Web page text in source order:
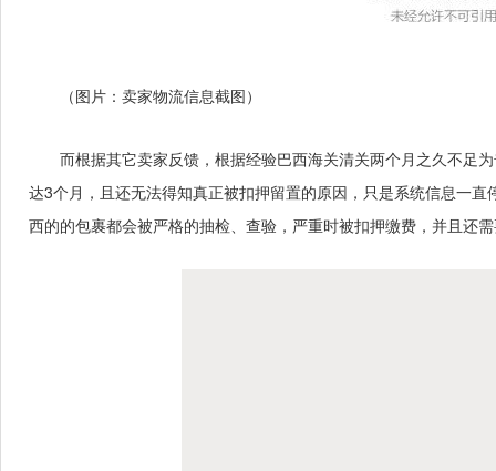
（图片：卖家物流信息截图）
而根据其它卖家反馈，根据经验巴西海关清关两个月之久不足
达3个月，且还无法得知真正被扣押留置的原因，只是系统信息一
西的的包裹都会被严格的抽检、查验，严重时被扣押缴费，并且还